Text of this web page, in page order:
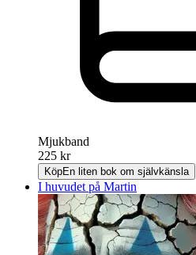
Mjukband
225 kr
KöpEn liten bok om självkänsla
I huvudet på Martin